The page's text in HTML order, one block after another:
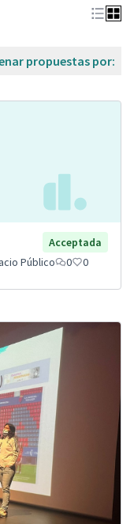
propuestas por:
Acceptada
Público 0 0